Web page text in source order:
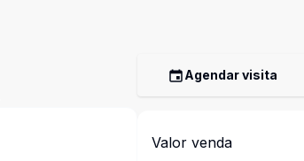
Agendar visita
Valor venda